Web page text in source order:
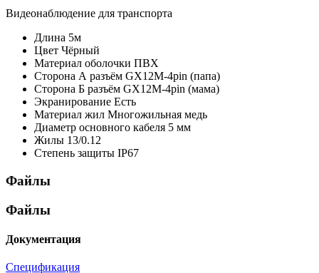
Видеонаблюдение для транспорта
Длина 5м
Цвет Чёрный
Материал оболочки ПВХ
Сторона А разъём GX12M-4pin (папа)
Сторона Б разъём GX12M-4pin (мама)
Экранирование Есть
Материал жил Многожильная медь
Диаметр основного кабеля 5 мм
Жилы 13/0.12
Степень защиты IP67
Файлы
Файлы
Документация
Спецификация